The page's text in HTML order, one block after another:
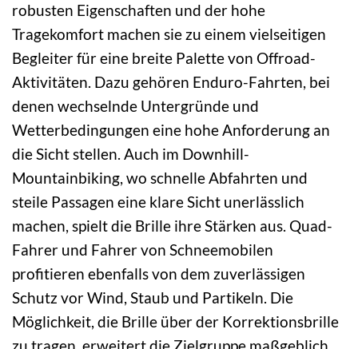
robusten Eigenschaften und der hohe
Tragekomfort machen sie zu einem vielseitigen
Begleiter für eine breite Palette von Offroad-
Aktivitäten. Dazu gehören Enduro-Fahrten, bei
denen wechselnde Untergründe und
Wetterbedingungen eine hohe Anforderung an
die Sicht stellen. Auch im Downhill-
Mountainbiking, wo schnelle Abfahrten und
steile Passagen eine klare Sicht unerlässlich
machen, spielt die Brille ihre Stärken aus. Quad-
Fahrer und Fahrer von Schneemobilen
profitieren ebenfalls von dem zuverlässigen
Schutz vor Wind, Staub und Partikeln. Die
Möglichkeit, die Brille über der Korrektionsbrille